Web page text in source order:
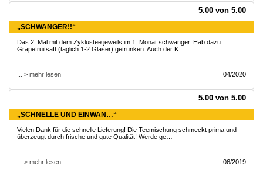
5.00 von 5.00
„SCHWANGER!!“
Das 2. Mal mit dem Zyklustee jeweils im 1. Monat schwanger. Hab dazu
Grapefruitsaft (täglich 1-2 Gläser) getrunken. Auch der K…
... > mehr lesen 04/2020
5.00 von 5.00
„SCHNELLE UND EINWAN…“
Vielen Dank für die schnelle Lieferung! Die Teemischung schmeckt prima und
überzeugt durch frische und gute Qualität! Werde ge…
... > mehr lesen 06/2019